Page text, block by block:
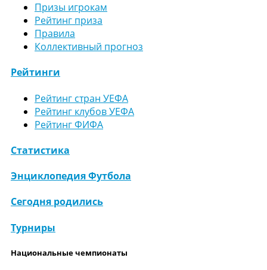
Призы игрокам
Рейтинг приза
Правила
Коллективный прогноз
Рейтинги
Рейтинг стран УЕФА
Рейтинг клубов УЕФА
Рейтинг ФИФА
Статистика
Энциклопедия Футбола
Сегодня родились
Турниры
Национальные чемпионаты